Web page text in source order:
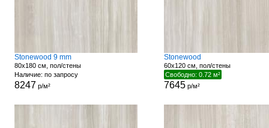
Stonewood 9 mm
80x180 см, пол/стены
Наличие: по запросу
8247 р/м²
Stonewood
60x120 см, пол/стены
Свободно: 0.72 м²
7645р/м²